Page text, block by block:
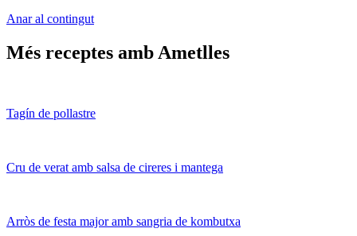
Anar al contingut
Més receptes amb Ametlles
Tagín de pollastre
Cru de verat amb salsa de cireres i mantega
Arròs de festa major amb sangria de kombutxa